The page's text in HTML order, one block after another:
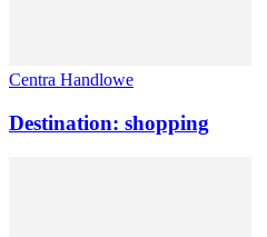
Centra Handlowe
Destination: shopping